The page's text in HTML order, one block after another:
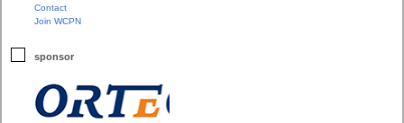
Contact
Join WCPN
sponsor